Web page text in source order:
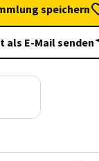
speichern
als E-Mail senden